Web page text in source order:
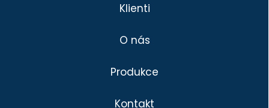
Divadlo
Klienti
O nás
Produkce
Kontakt